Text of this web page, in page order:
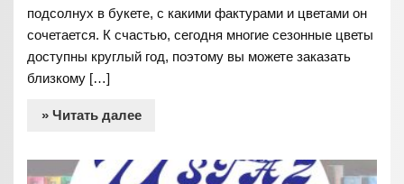
подсолнух в букете, с какими фактурами и цветами он
сочетается. К счастью, сегодня многие сезонные цветы
доступны круглый год, поэтому вы можете заказать
близкому […]
» Читать далее